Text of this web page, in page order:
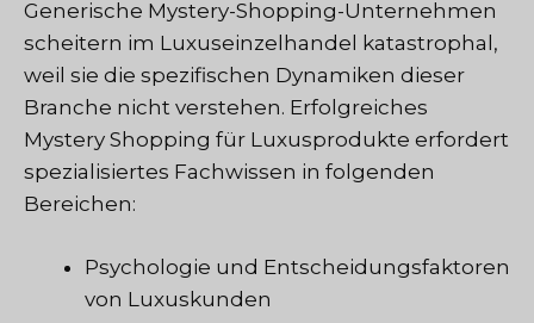
Generische Mystery-Shopping-Unternehmen
scheitern im Luxuseinzelhandel katastrophal,
weil sie die spezifischen Dynamiken dieser
Branche nicht verstehen. Erfolgreiches
Mystery Shopping für Luxusprodukte erfordert
spezialisiertes Fachwissen in folgenden
Bereichen:
Psychologie und Entscheidungsfaktoren
von Luxuskunden